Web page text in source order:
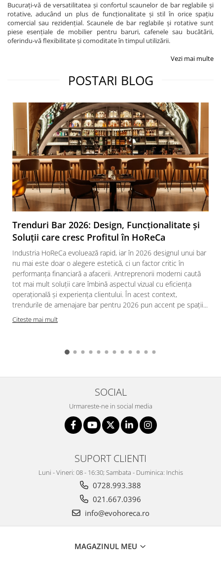
Bucurați-vă de versatilitatea și confortul scaunelor de bar reglabile și
rotative, aducând un plus de funcționalitate și stil în orice spațiu
comercial sau rezidențial. Scaunele de bar reglabile și rotative sunt
piese esențiale de mobilier pentru baruri, cafenele sau bucătării,
oferindu-vă flexibilitate și comoditate în timpul utilizării.
Vezi mai multe
POSTARI BLOG
Trenduri Bar 2026: Design, Funcționalitate și
Soluții care cresc Profitul în HoReCa
Industria HoReCa evoluează rapid, iar în 2026 designul unui bar
nu mai este doar o alegere estetică, ci un factor critic în
performanța financiară a afacerii. Antreprenorii moderni caută
tot mai mult soluții care îmbină aspectul vizual cu eficiența
operațională și experiența clientului. În acest context,
trendurile de amenajare bar pentru 2026 pun accent pe spații...
Citeste mai mult
SOCIAL
Urmareste-ne in social media
SUPORT CLIENTI
Luni - Vineri: 08 - 16:30; Sambata - Duminica: Inchis
0728.993.388
021.667.0396
info@evohoreca.ro
MAGAZINUL MEU